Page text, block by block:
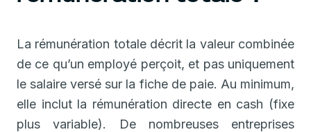
La rémunération totale décrit la valeur combinée
de ce qu’un employé perçoit, et pas uniquement
le salaire versé sur la fiche de paie. Au minimum,
elle inclut la rémunération directe en cash (fixe
plus variable). De nombreuses entreprises